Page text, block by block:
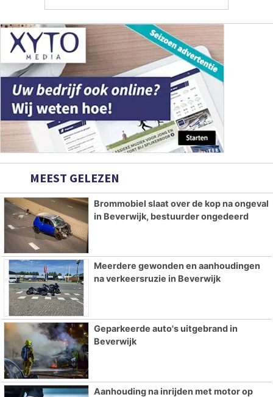
MEEST GELEZEN
Brommobiel slaat over de kop na ongeval
in Beverwijk, bestuurder ongedeerd
Meerdere gewonden en aanhoudingen
na verkeersruzie in Beverwijk
Geparkeerde auto's uitgebrand in
Beverwijk
Aanhouding na inrijden met motor op